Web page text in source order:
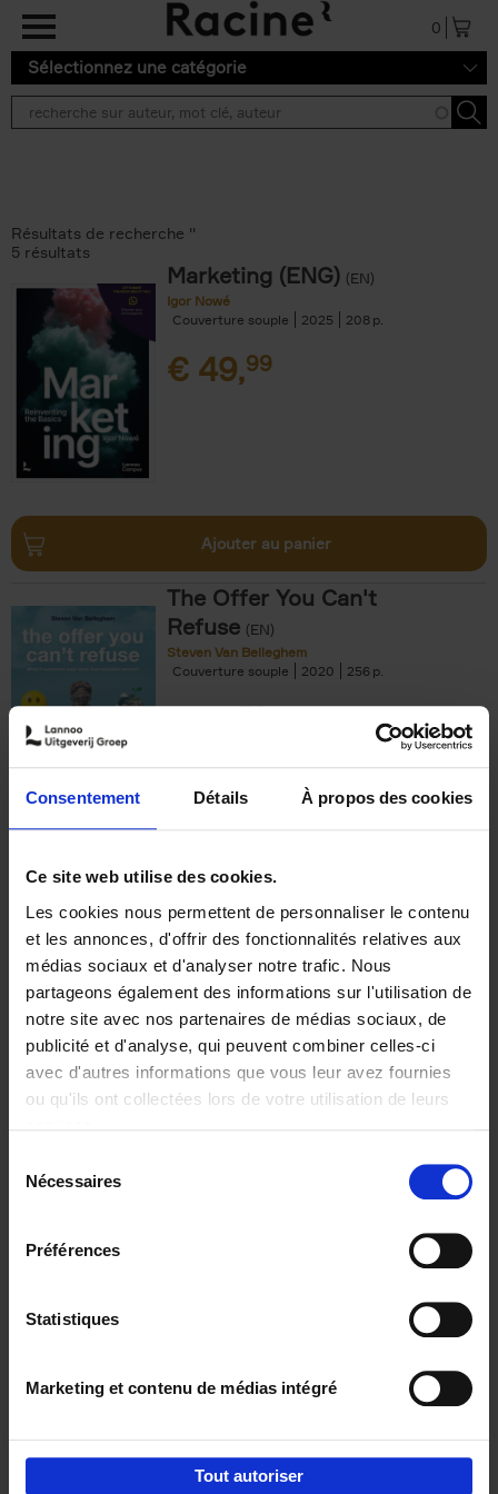
Consentement Détails À propos des cookies
Ce site web utilise des cookies.
Les cookies nous permettent de personnaliser le contenu
et les annonces, d'offrir des fonctionnalités relatives aux
médias sociaux et d'analyser notre trafic. Nous
partageons également des informations sur l'utilisation de
notre site avec nos partenaires de médias sociaux, de
publicité et d'analyse, qui peuvent combiner celles-ci
avec d'autres informations que vous leur avez fournies
ou qu'ils ont collectées lors de votre utilisation de leurs
Nécessaires
Préférences
Statistiques
Marketing et contenu de médias intégré
Tout autoriser
Aller au contenu principal
0
Sélectionnez une catégorie
Résultats de recherche ''
5 résultats
Marketing (ENG) (EN)
Igor Nowé
Couverture souple
2025 208
€ 49,99
Ajouter au panier
The Offer You Can't
Refuse (EN)
Steven Van Belleghem
Couverture souple
2020 256
€37,50
Building Bonds = Building
Business
Jochen Roef Jozefien De Feyter
Carolien Boom
Couverture souple
2025 200
€29,99
Digital marketing like a PRO -
completely revised edition (EN)